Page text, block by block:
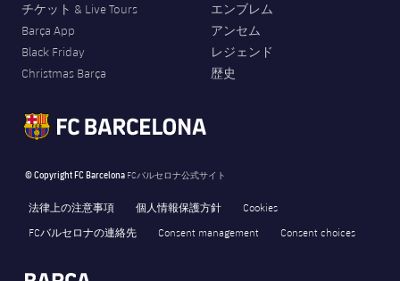
チケット & Live Tours
Barça App
Black Friday
Christmas Barça
エンブレム
アンセム
レジェンド
歴史
© Copyright FC Barcelona FCバルセロナ公式サイト
法律上の注意事項 個人情報保護方針
Cookies
FCバルセロナの連絡先
Consent management Consent choices